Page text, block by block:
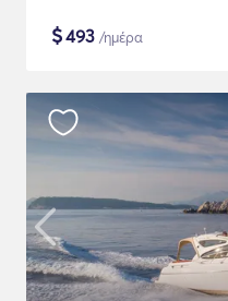
$493 /ημέρα